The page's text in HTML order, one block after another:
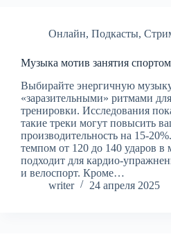
Онлайн, Подкасты,
Музыка мотив занятия спортом
Выбирайте энергичную
«заразительными» ритмами
тренировки. Исследования
такие треки могут повысить
производительность на 15-
темпом от 120 до 140 ударов в
подходит для кардио-
и велоспорт. Кроме…
writer
24 апреля 2025